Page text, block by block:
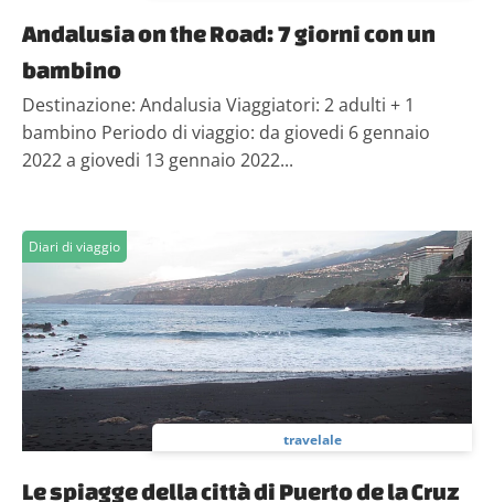
Andalusia on the Road: 7 giorni con un
bambino
Destinazione: Andalusia Viaggiatori: 2 adulti + 1
bambino Periodo di viaggio: da giovedi 6 gennaio
2022 a giovedi 13 gennaio 2022...
Diari di viaggio
travelale
Le spiagge della città di Puerto de la Cruz